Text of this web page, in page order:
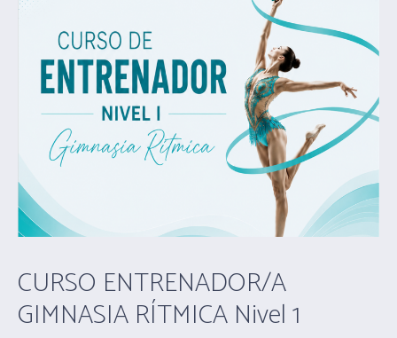
CURSO ENTRENADOR/A
GIMNASIA RÍTMICA Nivel 1